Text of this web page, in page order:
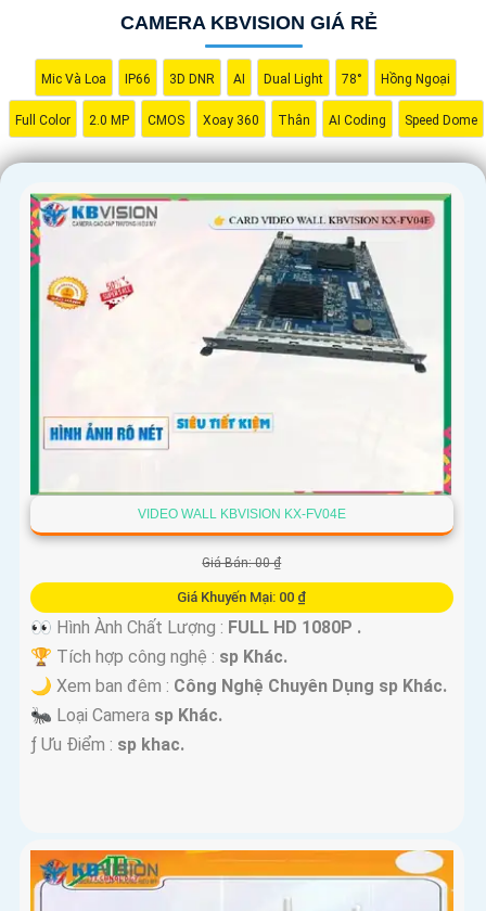
CAMERA KBVISION GIÁ RẺ
Mic Và Loa IP66 3D DNR AI Dual Light 78° Hồng Ngoại
Full Color 2.0 MP CMOS Xoay 360 Thân AI Coding Speed Dome
VIDEO WALL KBVISION KX-FV04E
Giá Bán: 00 ₫
Giá Khuyến Mại: 00 ₫
️
👀 Hình Ành Chất Lượng : FULL HD 1080P .
🏆 Tích hợp công nghệ : sp Khác.
🌙 Xem ban đêm : Công Nghệ Chuyên Dụng sp Khác.
🐜 Loại Camera sp Khác.
️ƒ Ưu Điểm : sp khac.